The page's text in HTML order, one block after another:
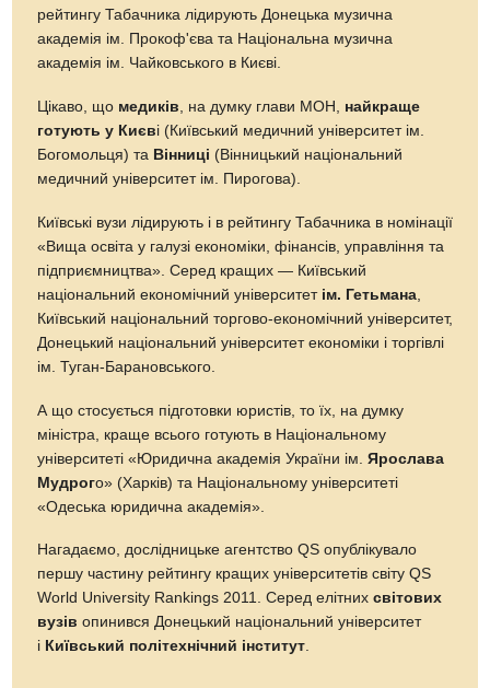
рейтингу Табачника лідирують Донецька музична
академія ім. Прокоф'єва та Національна музична
академія ім. Чайковського в Києві.
Цікаво, що медиків , на думку глави МОН, найкраще
готують у Києві (Київський медичний університет ім.
Богомольця) та Вінниці (Вінницький національний
медичний університет ім. Пирогова).
Київські вузи лідирують і в рейтингу Табачника в номінації
«Вища освіта у галузі економіки, фінансів, управління та
підприємництва». Серед кращих — Київський
національний економічний університет ім. Гетьмана
Київський національний торгово-економічний університет,
Донецький національний університет економіки і торгівлі
ім. Туган-Барановського.
А що стосується підготовки юристів, то їх, на думку
міністра, краще всього готують в Національному
університеті «Юридична академія України ім.Ярослава
Мудрого» (Харків) та Національному університеті
«Одеська юридична академія».
Нагадаємо, дослідницьке агентство QS опублікувало
першу частину рейтингу кращих університетів світу QS
World University Rankings 2011. Серед елітнихсвітових
вузів опинився Донецький національний університет
і Київський політехнічний інститут.